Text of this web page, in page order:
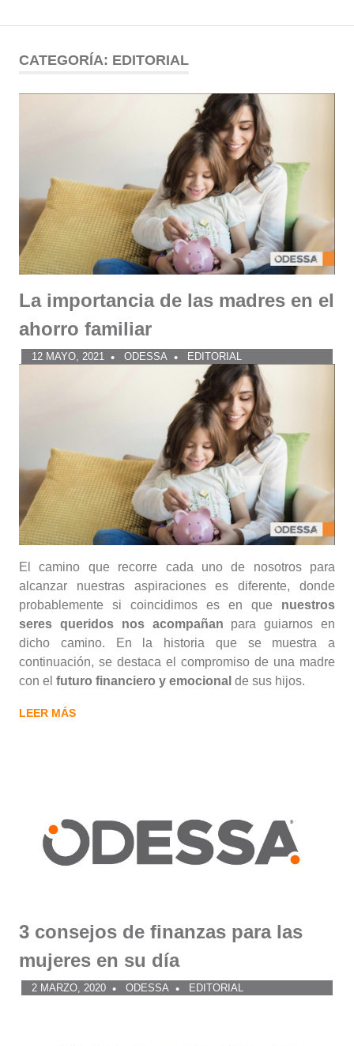
Comunidad
ODESSA
CATEGORÍA: EDITORIAL
La importancia de las madres en el
ahorro familiar
12 MAYO, 2021 ODESSA EDITORIAL
El camino que recorre cada uno de nosotros para
alcanzar nuestras aspiraciones es diferente, donde
probablemente si coincidimos es en que nuestros
seres queridos nos acompañan para guiarnos en
dicho camino. En la historia que se muestra a
continuación, se destaca el compromiso de una madre
con el futuro financiero y emocional de sus hijos.
LEER MÁS
3 consejos de finanzas para las
mujeres en su día
2 MARZO, 2020 ODESSA EDITORIAL